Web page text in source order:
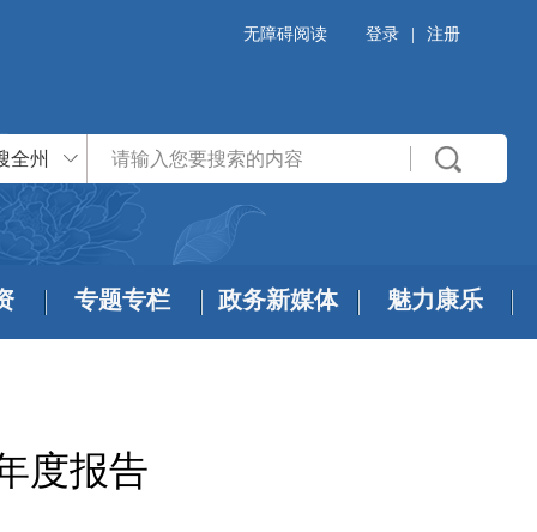
无障碍阅读 登录 注册
全州
专题专栏 政务新媒体 魅力康乐
度报告